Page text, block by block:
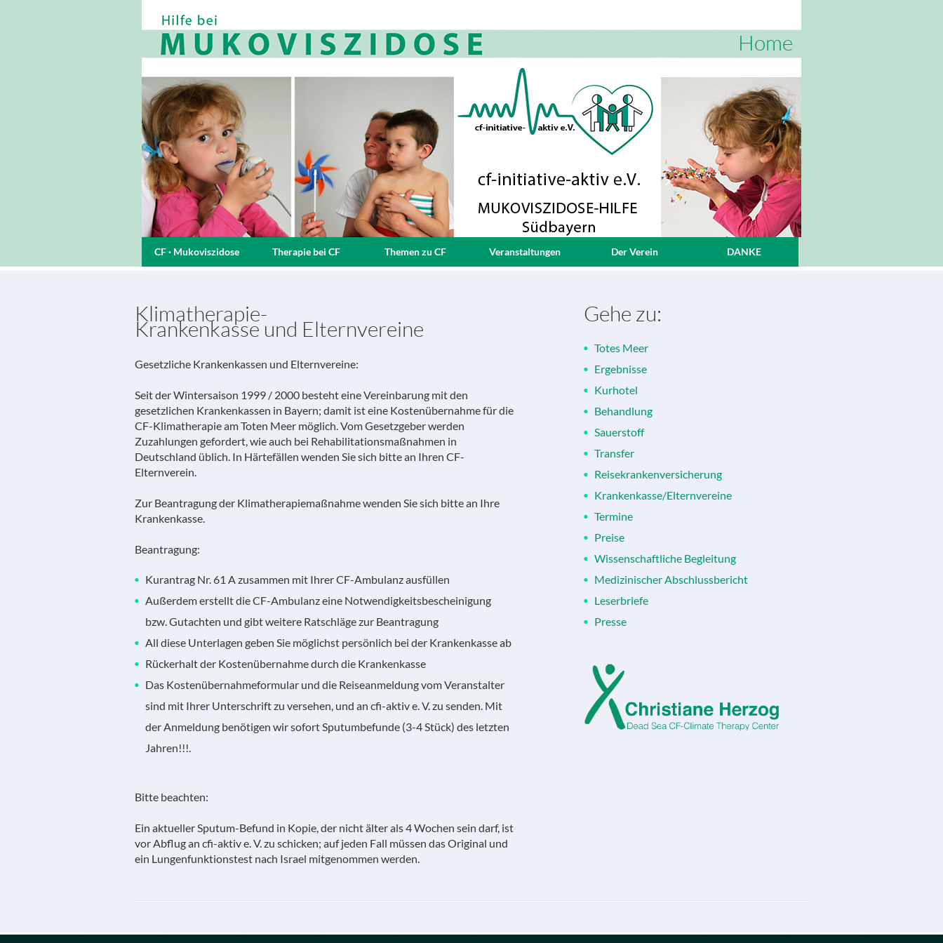
Home
CF · Mukoviszidose Therapie bei CF Themen zu CF Veranstaltungen Der Verein DANKE
Klimatherapie-
Krankenkasse und Elternvereine
Gesetzliche Krankenkassen und Elternvereine:
Seit der Wintersaison 1999 / 2000 besteht eine Vereinbarung mit den
gesetzlichen Krankenkassen in Bayern; damit ist eine Kostenübernahme für die
CF-Klimatherapie am Toten Meer möglich. Vom Gesetzgeber werden
Zuzahlungen gefordert, wie auch bei Rehabilitationsmaßnahmen in
Deutschland üblich. In Härtefällen wenden Sie sich bitte an Ihren CF-
Elternverein.
Zur Beantragung der Klimatherapiemaßnahme wenden Sie sich bitte an Ihre
Krankenkasse.
Beantragung:
Kurantrag Nr. 61 A zusammen mit Ihrer CF-Ambulanz ausfüllen
Außerdem erstellt die CF-Ambulanz eine Notwendigkeitsbescheinigung
bzw. Gutachten und gibt weitere Ratschläge zur Beantragung
All diese Unterlagen geben Sie möglichst persönlich bei der Krankenkasse ab
Rückerhalt der Kostenübernahme durch die Krankenkasse
Das Kostenübernahmeformular und die Reiseanmeldung vom Veranstalter
sind mit Ihrer Unterschrift zu versehen, und an cfi-aktiv e. V. zu senden. Mit
der Anmeldung benötigen wir sofort Sputumbefunde (3-4 Stück) des letzten
Jahren!!!.
Bitte beachten:
Ein aktueller Sputum-Befund in Kopie, der nicht älter als 4 Wochen sein darf, ist
vor Abflug an cfi-aktiv e. V. zu schicken; auf jeden Fall müssen das Original und
ein Lungenfunktionstest nach Israel mitgenommen werden.
Gehe zu:
Totes Meer
Ergebnisse
Kurhotel
Behandlung
Sauerstoff
Transfer
Reisekrankenversicherung
Krankenkasse/Elternvereine
Termine
Preise
Wissenschaftliche Begleitung
Medizinischer Abschlussbericht
Leserbriefe
Presse